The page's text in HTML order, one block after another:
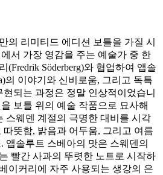
의 리미티드 에디션 보틀을 가질 시
서 가장 영감을 주는 예술가 중 한
(Fredrik Söderberg)와 협업하여 앱솔
의 이야기와 신비로움, 그리고 독특
되는 과정은 정말 인상적이었습니
보틀 위의 예술 작품으로 묘사해
스웨덴 계절의 극명한 대비를 시각
뜻함, 밝음과 어두움, 그리고 여름
앱솔루트 스베아의 맛은 스웨덴의
빨간 사과의 뚜렷한 노트로 시작하
이커리에 자주 사용되는 생강의 은